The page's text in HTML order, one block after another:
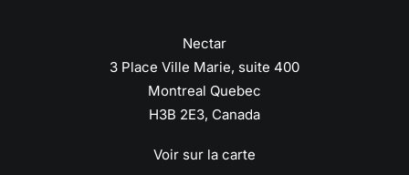
Nectar
3 Place Ville Marie, suite 400
Montreal Quebec
H3B 2E3, Canada
Voir sur la carte